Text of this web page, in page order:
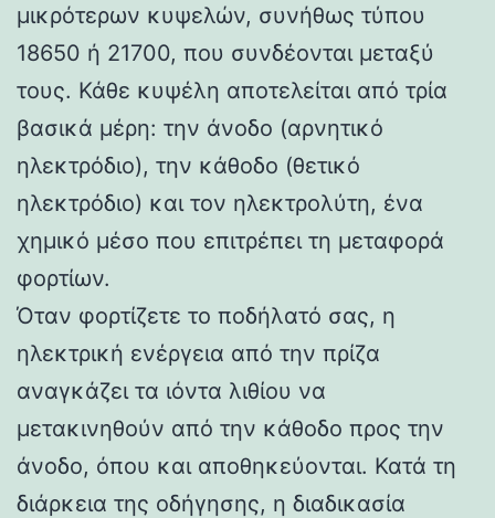
μικρότερων κυψελών, συνήθως τύπου
18650 ή 21700, που συνδέονται μεταξύ
τους. Κάθε κυψέλη αποτελείται από τρία
βασικά μέρη: την άνοδο (αρνητικό
ηλεκτρόδιο), την κάθοδο (θετικό
ηλεκτρόδιο) και τον ηλεκτρολύτη, ένα
χημικό μέσο που επιτρέπει τη μεταφορά
φορτίων.
Όταν φορτίζετε το ποδήλατό σας, η
ηλεκτρική ενέργεια από την πρίζα
αναγκάζει τα ιόντα λιθίου να
μετακινηθούν από την κάθοδο προς την
άνοδο, όπου και αποθηκεύονται. Κατά τη
διάρκεια της οδήγησης, η διαδικασία